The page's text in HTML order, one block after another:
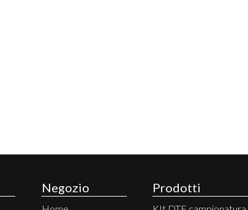
Negozio Prodotti